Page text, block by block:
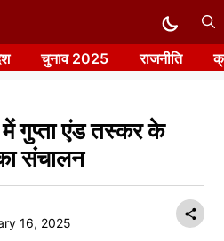
चुनाव 2025 राजनीति
में गुप्ता एंड तस्कर के
संचालन
16, 2025